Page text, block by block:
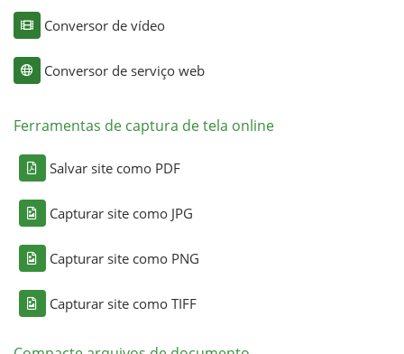
Conversor de vídeo
Conversor de serviço web
Ferramentas de captura de tela online
Salvar site como PDF
Capturar site como JPG
Capturar site como PNG
Capturar site como TIFF